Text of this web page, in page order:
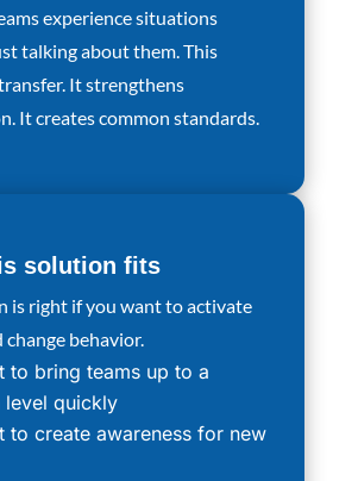
experience situations
talking about them. This
It strengthens
It creates common standards.
solution fits
is right if you want to activate
change behavior.
to bring teams up to a
level quickly
to create awareness for new